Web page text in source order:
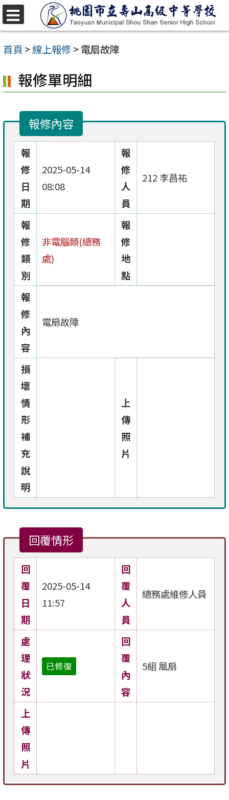
跳
至
主
內
容
首頁 >線上報修> 電扇故障
報修單明細
報修內容
報
修
日
期
2025-05-14
08:08
報
修
人
員
212 李昌祐
報
修
類
別
非電腦類(總務
處)
報
修
地
點
報
修
內
容
電扇故障
損
壞
情
形
補
充
說
明
上
傳
照
片
回覆情形
回
覆
日
期
2025-05-14
11:57
回
覆
人
員
總務處維修人員
處
理
狀
況
已修復
回
覆
內
容
5組 風扇
上
傳
照
片
選
單